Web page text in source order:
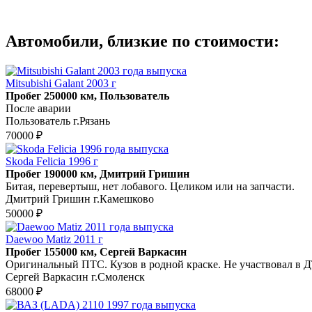
Автомобили, близкие по стоимости:
Mitsubishi Galant 2003 г
Пробег 250000 км, Пользователь
После аварии
Пользователь г.Рязань
70000 ₽
Skoda Felicia 1996 г
Пробег 190000 км, Дмитрий Гришин
Битая, перевертыш, нет лобавого. Целиком или на запчасти.
Дмитрий Гришин г.Камешково
50000 ₽
Daewoo Matiz 2011 г
Пробег 155000 км, Сергей Варкасин
Оригинальный ПТС. Кузов в родной краске. Не участвовал в
Сергей Варкасин г.Смоленск
68000 ₽